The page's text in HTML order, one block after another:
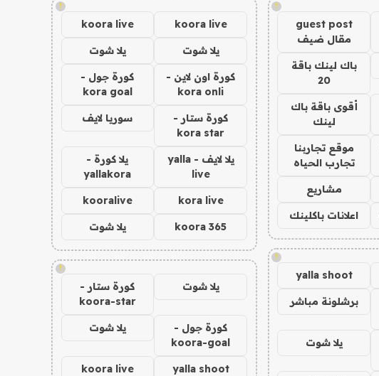
!
guest post
مقال ضيف
باك لينك باقة
20
أقوى باقة باك
لينك
موقع تجاربنا
تجارب الحياه
مشاريع
اعلانات باكلينك
!
yalla shoot
برشلونة مباشر
يلا شوت
!
koora live
koora live
يلا شوت يلا شوت
كورة اون لاين -
kora onli
كورة جول -
kora goal
كورة ستار -
kora star
سوريا لايف
يلا لايف - yalla
live
يلا كورة -
yallakora
kora live
kooralive
koora 365 يلا شوت
!
يلا شوت
كورة ستار -
koora-star
كورة جول -
koora-goal
يلا شوت
yalla shoot
koora live